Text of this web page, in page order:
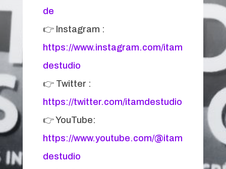
de
👉 Instagram :
https://www.instagram.com/itam
destudio
👉 Twitter :
https://twitter.com/itamdestudio
👉 YouTube:
https://www.youtube.com/@itam
destudio